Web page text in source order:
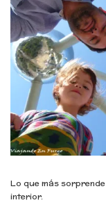
Lo que más
interior.